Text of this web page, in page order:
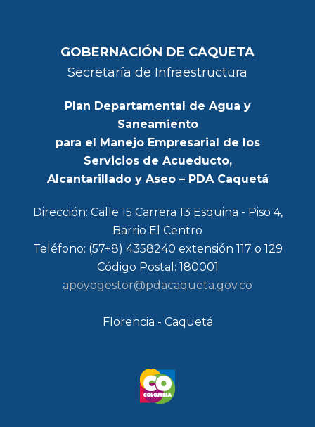
GOBERNACIÓN DE CAQUETA
Secretaría de Infraestructura
Plan Departamental de Agua y
Saneamiento
para el Manejo Empresarial de los
Servicios de Acueducto,
Alcantarillado y Aseo – PDA Caquetá
Dirección: Calle 15 Carrera 13 Esquina - Piso 4,
Barrio El Centro
Teléfono: (57+8) 4358240 extensión 117 o 129
Código Postal: 180001
apoyogestor@pdacaqueta.gov.co
Florencia - Caquetá